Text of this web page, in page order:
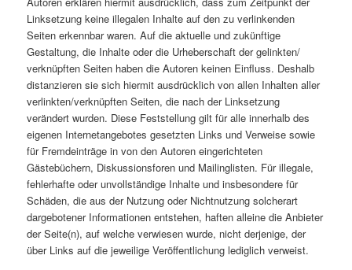
Linksetzung keine illegalen Inhalte auf den zu verlinkenden
Seiten erkennbar waren. Auf die aktuelle und zukünftige
Gestaltung, die Inhalte oder die Urheberschaft der gelinkten/
verknüpften Seiten haben die Autoren keinen Einfluss. Deshalb
distanzieren sie sich hiermit ausdrücklich von allen Inhalten aller
verlinkten/verknüpften Seiten, die nach der Linksetzung
verändert wurden. Diese Feststellung gilt für alle innerhalb des
eigenen Internetangebotes gesetzten Links und Verweise sowie
für Fremdeinträge in von den Autoren eingerichteten
Gästebüchern, Diskussionsforen und Mailinglisten. Für illegale,
fehlerhafte oder unvollständige Inhalte und insbesondere für
Schäden, die aus der Nutzung oder Nichtnutzung solcherart
dargebotener Informationen entstehen, haften alleine die Anbieter
der Seite(n), auf welche verwiesen wurde, nicht derjenige, der
über Links auf die jeweilige Veröffentlichung lediglich verweist.